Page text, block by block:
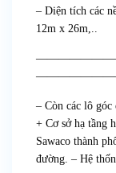
– Diện tích các
12m x 26m,..
– Còn các lô
+ Cơ sở hạ tầng
Sawaco thành
đường. – Hệ